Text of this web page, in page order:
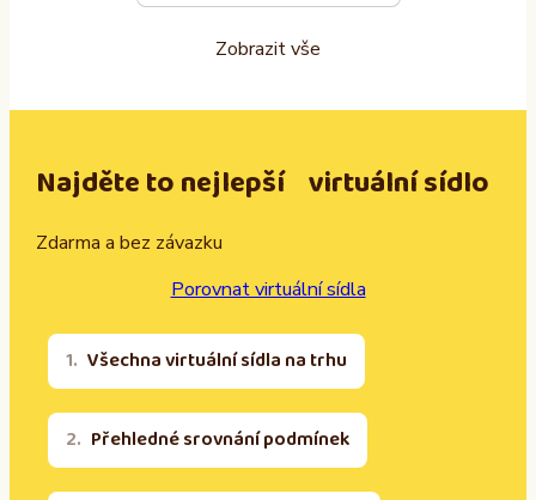
Zobrazit vše
Najděte to nejlepší virtuální sídlo
Zdarma a bez závazku
Porovnat virtuální sídla
Všechna virtuální sídla na trhu
Přehledné srovnání podmínek